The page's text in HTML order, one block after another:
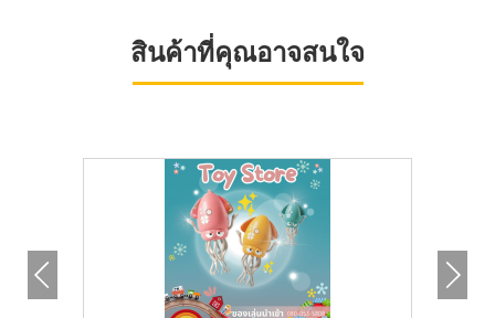
สินค้าที่คุณอาจสนใจ